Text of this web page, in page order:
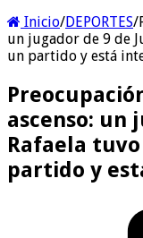
Inicio/DEPORTES/
un jugador de 9 de
un partido y está
ascenso: un
Rafaela
partido y